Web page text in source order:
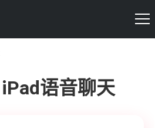
语音聊天